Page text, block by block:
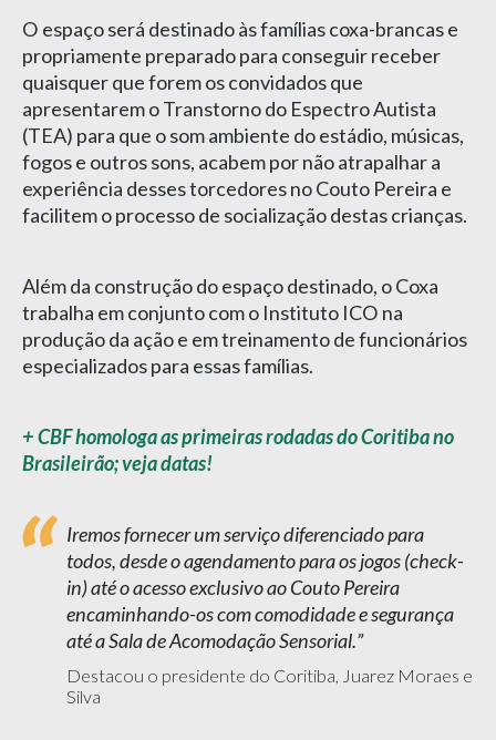
O espaço será destinado às famílias coxa-brancas e
propriamente preparado para conseguir receber
quaisquer que forem os convidados que
apresentarem o Transtorno do Espectro Autista
(TEA) para que o som ambiente do estádio, músicas,
fogos e outros sons, acabem por não atrapalhar a
experiência desses torcedores no Couto Pereira e
facilitem o processo de socialização destas crianças.
Além da construção do espaço destinado, o Coxa
trabalha em conjunto com o Instituto ICO na
produção da ação e em treinamento de funcionários
especializados para essas famílias.
+ CBF homologa as primeiras rodadas do Coritiba no
Brasileirão; veja datas!
Iremos fornecer um serviço diferenciado para
todos, desde o agendamento para os jogos (check-
in) até o acesso exclusivo ao Couto Pereira
encaminhando-os com comodidade e segurança
até a Sala de Acomodação Sensorial.
Destacou o presidente do Coritiba, Juarez Moraes e
Silva